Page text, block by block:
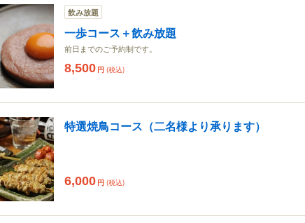
飲み放題
一歩コース＋飲み放題
前日までのご予約制です。
8,500 円 (税込)
特選焼鳥コース（二名様より承ります）
6,000 円 (税込)